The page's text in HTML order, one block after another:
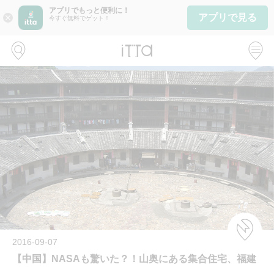
close
アプリでもっと便利に！
今すぐ無料でゲット！ アプリで見る
2016-09-07
【中国】NASAも驚いた？！山奥にある集合住宅、福建